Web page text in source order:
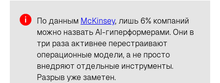
По данным McKinsey, лишь 6% компаний
можно назвать AI-гиперформерами. Они в
три раза активнее перестраивают
операционные модели, а не просто
внедряют отдельные инструменты.
Разрыв уже заметен.